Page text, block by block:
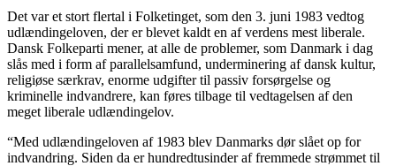
Det var et stort flertal i Folketinget, som den 3. juni 1983 vedtog
udlændingeloven, der er blevet kaldt en af verdens mest liberale.
Dansk Folkeparti mener, at alle de problemer, som Danmark i dag
slås med i form af parallelsamfund, underminering af dansk kultur,
religiøse særkrav, enorme udgifter til passiv forsørgelse og
kriminelle indvandrere, kan føres tilbage til vedtagelsen af den
meget liberale udlændingelov.
“Med udlændingeloven af 1983 blev Danmarks dør slået op for
indvandring. Siden da er hundredtusinder af fremmede strømmet til